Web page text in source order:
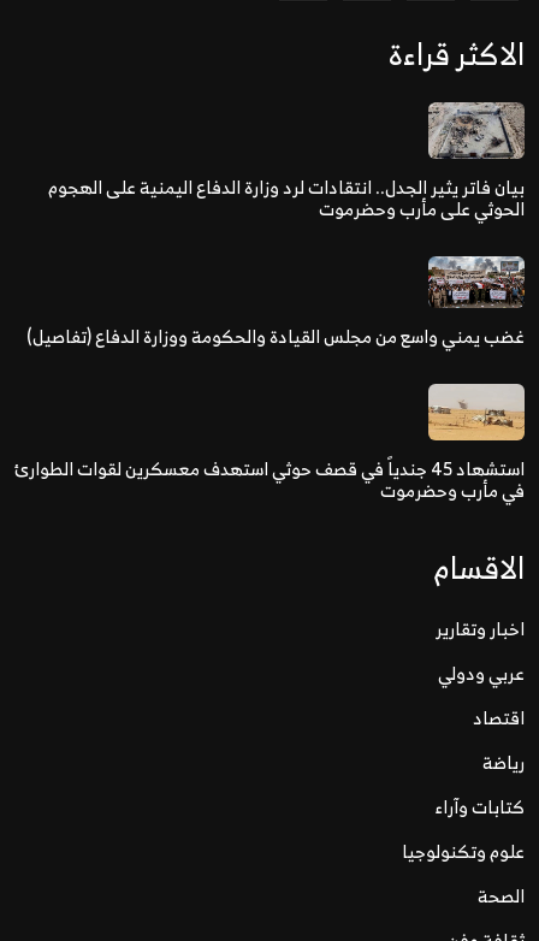
الاكثر قراءة
بيان فاتر يثير الجدل.. انتقادات لرد وزارة الدفاع اليمنية على الهجوم
الحوثي على مأرب وحضرموت
غضب يمني واسع من مجلس القيادة والحكومة ووزارة الدفاع (تفاصيل)
استشهاد 45 جندياً في قصف حوثي استهدف معسكرين لقوات الطوارئ
في مأرب وحضرموت
الاقسام
اخبار وتقارير
عربي ودولي
اقتصاد
رياضة
كتابات وآراء
علوم وتكنولوجيا
الصحة